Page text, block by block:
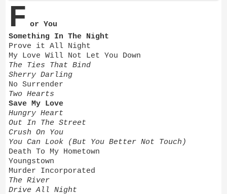
F or You
Something In The Night
Prove it All Night
My Love Will Not Let You Down
The Ties That Bind
Sherry Darling
No Surrender
Two Hearts
Save My Love
Hungry Heart
Out In The Street
Crush On You
You Can Look (But You Better Not Touch)
Death To My Hometown
Youngstown
Murder Incorporated
The River
Drive All Night